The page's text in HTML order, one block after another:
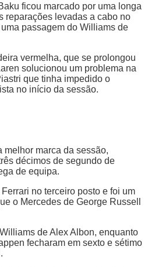
ficou marcado por uma longa
reparações levadas a cabo no
passagem do Williams de
vermelha, que se prolongou
solucionou um problema na
que tinha impedido o
no início da sessão.
melhor marca da sessão,
décimos de segundo de
de equipa.
no terceiro posto e foi um
o Mercedes de George Russell
de Alex Albon, enquanto
fecharam em sexto e sétimo